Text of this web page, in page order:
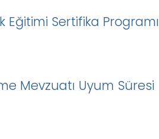
Eğitimi Sertifika Programı
Mevzuatı Uyum Süresi